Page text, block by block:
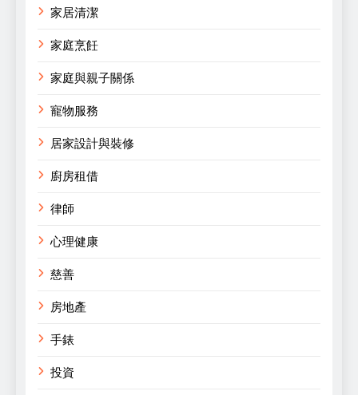
家居清潔
家庭烹飪
家庭與親子關係
寵物服務
居家設計與裝修
廚房租借
律師
心理健康
慈善
房地產
手錶
投資